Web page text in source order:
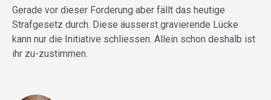
Gerade vor dieser Forderung aber fällt das heutige
Strafgesetz durch. Diese äusserst gravierende Lücke
kann nur die Initiative schliessen. Allein schon deshalb ist
ihr zu-zustimmen.